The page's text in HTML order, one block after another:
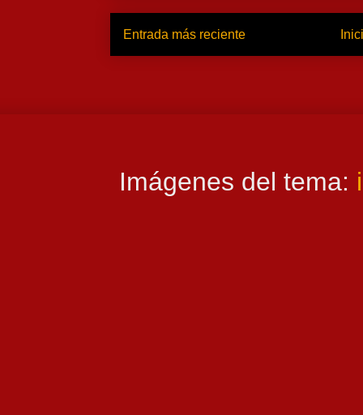
Entrada más reciente
Imágenes del tema: